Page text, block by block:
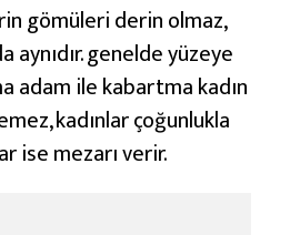
gömüleri derin olmaz,
aynıdır. genelde yüzeye
adam ile kabartma kadın
kadınlar çoğunlukla
ise mezarı verir.